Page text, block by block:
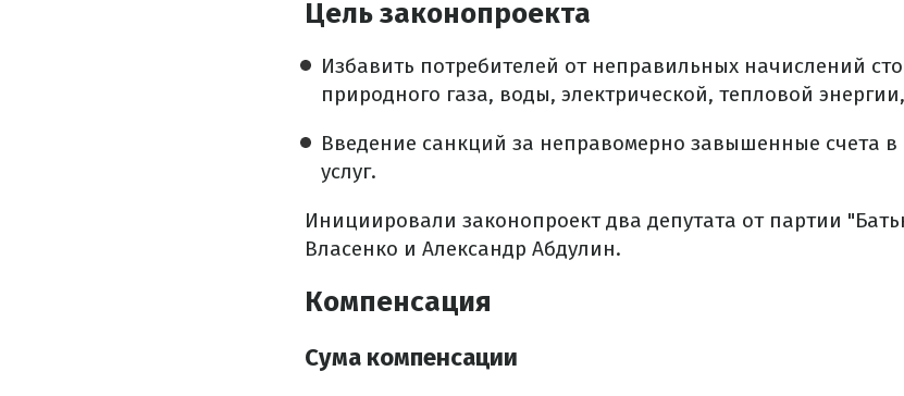
Цель законопроекта
Избавить потребителей от неправильных начислений
природного газа, воды, электрической, тепловой
Введение санкций за неправомерно завышенные счета
услуг.
Инициировали законопроект два депутата от партии
Власенко и Александр Абдулин.
Компенсация
Сума компенсации